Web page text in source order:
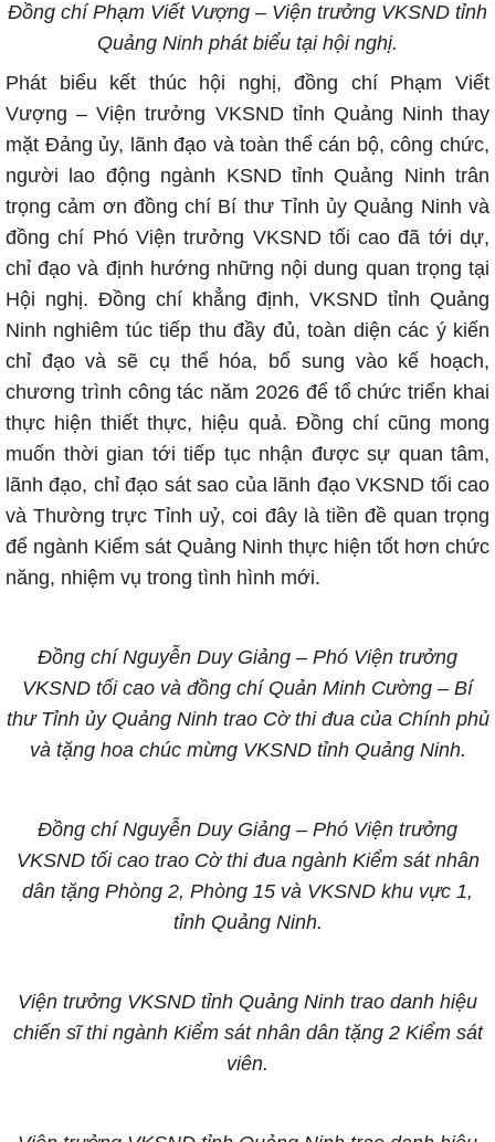
Đồng chí Phạm Viết Vượng – Viện trưởng VKSND tỉnh
Quảng Ninh phát biểu tại hội nghị.
Phát biểu kết thúc hội nghị, đồng chí Phạm Viết
Vượng – Viện trưởng VKSND tỉnh Quảng Ninh thay
mặt Đảng ủy, lãnh đạo và toàn thể cán bộ, công chức,
người lao động ngành KSND tỉnh Quảng Ninh trân
trọng cảm ơn đồng chí Bí thư Tỉnh ủy Quảng Ninh và
đồng chí Phó Viện trưởng VKSND tối cao đã tới dự,
chỉ đạo và định hướng những nội dung quan trọng tại
Hội nghị. Đồng chí khẳng định, VKSND tỉnh Quảng
Ninh nghiêm túc tiếp thu đầy đủ, toàn diện các ý kiến
chỉ đạo và sẽ cụ thể hóa, bổ sung vào kế hoạch,
chương trình công tác năm 2026 để tổ chức triển khai
thực hiện thiết thực, hiệu quả. Đồng chí cũng mong
muốn thời gian tới tiếp tục nhận được sự quan tâm,
lãnh đạo, chỉ đạo sát sao của lãnh đạo VKSND tối cao
và Thường trực Tỉnh uỷ, coi đây là tiền đề quan trọng
để ngành Kiểm sát Quảng Ninh thực hiện tốt hơn chức
năng, nhiệm vụ trong tình hình mới.
Đồng chí Nguyễn Duy Giảng – Phó Viện trưởng
VKSND tối cao và đồng chí Quản Minh Cường – Bí
thư Tỉnh ủy Quảng Ninh trao Cờ thi đua của Chính phủ
và tặng hoa chúc mừng VKSND tỉnh Quảng Ninh.
Đồng chí Nguyễn Duy Giảng – Phó Viện trưởng
VKSND tối cao trao Cờ thi đua ngành Kiểm sát nhân
dân tặng Phòng 2, Phòng 15 và VKSND khu vực 1,
tỉnh Quảng Ninh.
Viện trưởng VKSND tỉnh Quảng Ninh trao danh hiệu
chiến sĩ thi ngành Kiểm sát nhân dân tặng 2 Kiểm sát
viên.